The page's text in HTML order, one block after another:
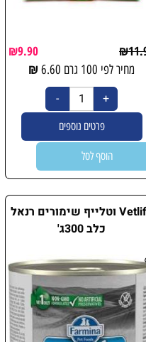
₪
₪9.90
מחיר לפי 100 גרם 6.60
₪
פרטים נוספים
הוסף לסל
Vetlife וטלייף שימורים רנאל
כלב 300ג'